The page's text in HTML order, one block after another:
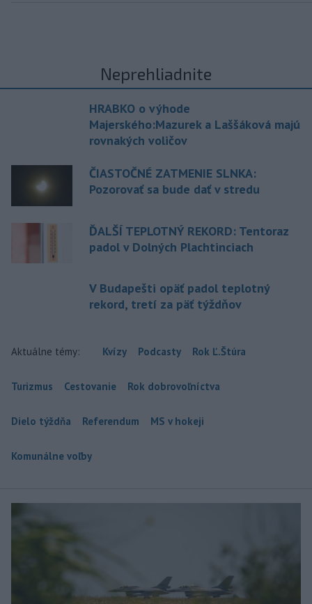
Neprehliadnite
HRABKO o výhode
Majerského:Mazurek a Laššáková majú
rovnakých voličov
ČIASTOČNÉ ZATMENIE SLNKA:
Pozorovať sa bude dať v stredu
ĎALŠÍ TEPLOTNÝ REKORD: Tentoraz
padol v Dolných Plachtinciach
V Budapešti opäť padol teplotný
rekord, tretí za päť týždňov
Aktuálne témy: Kvízy Podcasty Rok Ľ.Štúra
Turizmus Cestovanie Rok dobrovoľníctva
Dielo týždňa Referendum MS v hokeji
Komunálne voľby